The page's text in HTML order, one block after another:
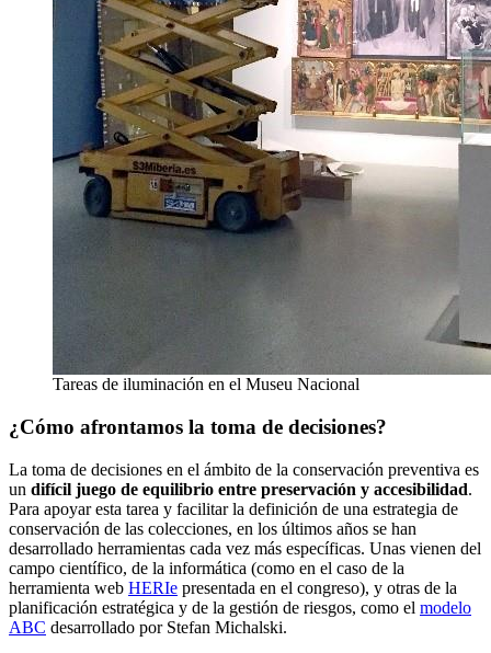
Tareas de iluminación en el Museu Nacional
¿Cómo afrontamos la toma de decisiones?
La toma de decisiones en el ámbito de la conservación preventiva es
un difícil juego de equilibrio entre preservación y accesibilidad.
Para apoyar esta tarea y facilitar la definición de una estrategia de
conservación de las colecciones, en los últimos años se han
desarrollado herramientas cada vez más específicas. Unas vienen del
campo científico, de la informática (como en el caso de la
herramienta web HERIe presentada en el congreso), y otras de la
planificación estratégica y de la gestión de riesgos, como el modelo
ABC desarrollado por Stefan Michalski.